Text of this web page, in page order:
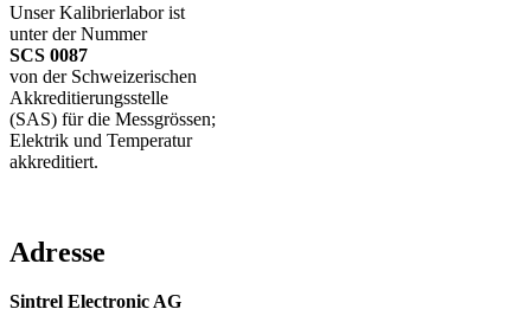
Unser Kalibrierlabor ist
unter der Nummer
SCS 0087
von der Schweizerischen
Akkreditierungsstelle
(SAS) für die Messgrössen;
Elektrik und Temperatur
akkreditiert.
Adresse
Sintrel Electronic AG